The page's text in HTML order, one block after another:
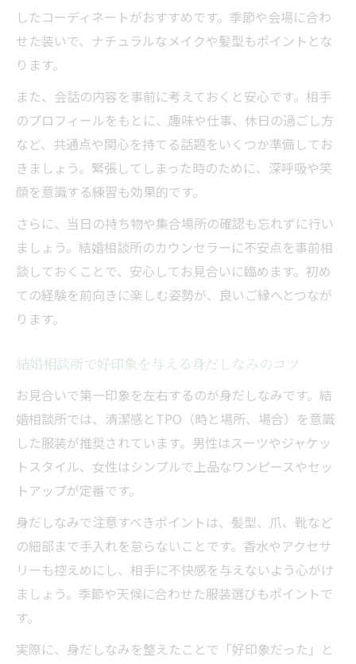
したコーディネートがおすすめです。季節や会場に合わ
せた装いで、ナチュラルなメイクや髪型もポイントとな
ります。
また、会話の内容を事前に考えておくと安心です。相手
のプロフィールをもとに、趣味や仕事、休日の過ごし方
など、共通点や関心を持てる話題をいくつか準備してお
きましょう。緊張してしまった時のために、深呼吸や笑
顔を意識する練習も効果的です。
さらに、当日の持ち物や集合場所の確認も忘れずに行い
ましょう。結婚相談所のカウンセラーに不安点を事前相
談しておくことで、安心してお見合いに臨めます。初め
ての経験を前向きに楽しむ姿勢が、良いご縁へとつなが
ります。
結婚相談所で好印象を与える身だしなみのコツ
お見合いで第一印象を左右するのが身だしなみです。結
婚相談所では、清潔感とTPO（時と場所、場合）を意識
した服装が推奨されています。男性はスーツやジャケッ
トスタイル、女性はシンプルで上品なワンピースやセッ
トアップが定番です。
身だしなみで注意すべきポイントは、髪型、爪、靴など
の細部まで手入れを怠らないことです。香水やアクセサ
リーも控えめにし、相手に不快感を与えないよう心がけ
ましょう。季節や天候に合わせた服装選びもポイントで
す。
実際に、身だしなみを整えたことで「好印象だった」と